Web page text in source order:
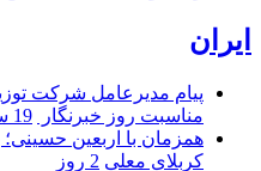
ایران
پیام مدیرعامل شركت
مناسبت روز خبرنگار ‌
19 ساعت
همزمان با اربعین حسینی؛
کربلای معلی 2 روز